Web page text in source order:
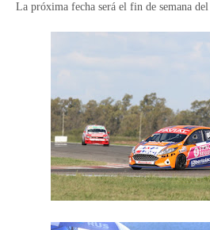
La próxima fecha será el fin de semana